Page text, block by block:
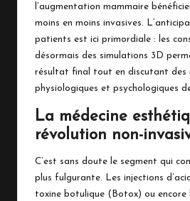
l’augmentation mammaire
moins en moins invasives.
patients est ici primordiale : les
désormais des simulations 3D
résultat final tout en discutant des
physiologiques et psychologiques
La médecine
révolution non-
C’est sans doute le segment qui
plus fulgurante. Les injections
toxine botulique (Botox) ou encore